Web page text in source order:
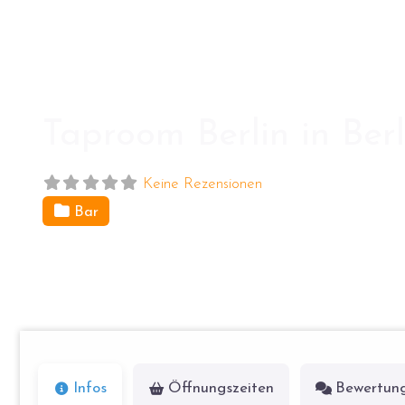
Keine Rezensionen
Bar
Infos Öffnungszeiten